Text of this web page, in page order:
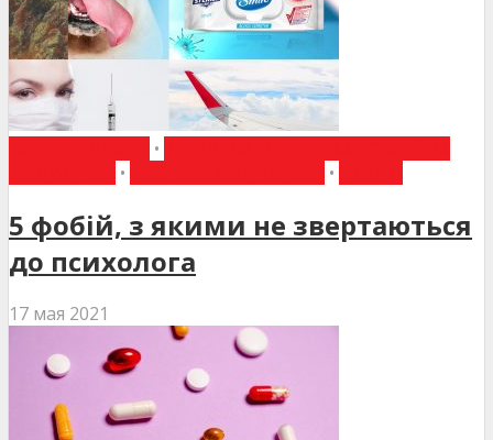
•
• •
5 фобій, з якими не звертаються
до психолога
17 мая 2021